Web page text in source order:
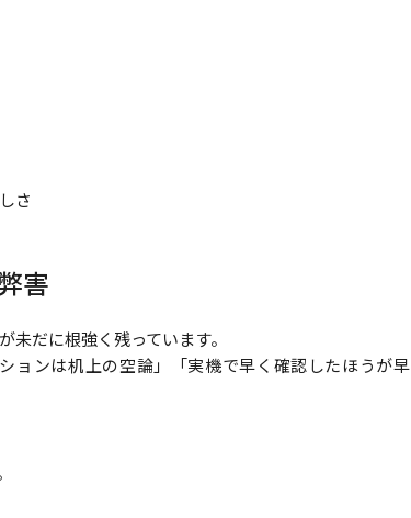
さ
害
だに根強く残っています。
ョンは机上の空論」「実機で早く確認したほうが早